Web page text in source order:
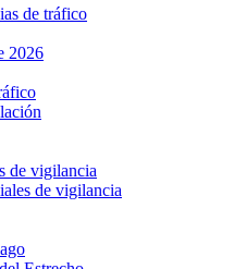
de tráfico
2026
de vigilancia
de vigilancia